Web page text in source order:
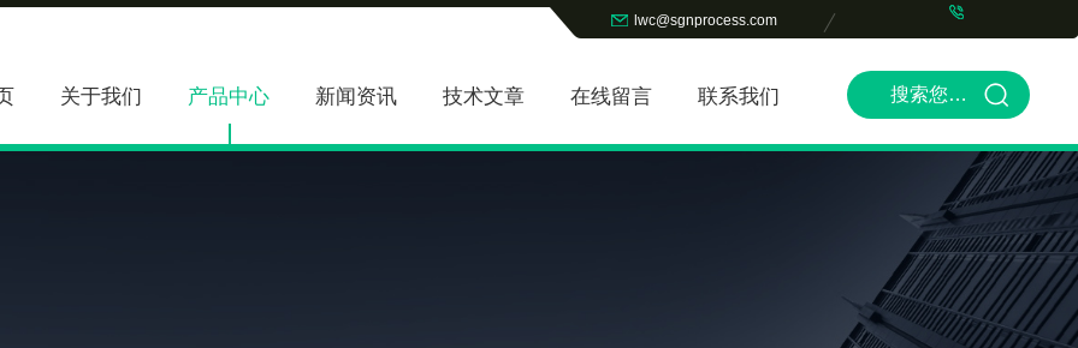
lwc@sgnprocess.com
关于我们 产品中心 新闻资讯 技术文章 在线留言 联系我们